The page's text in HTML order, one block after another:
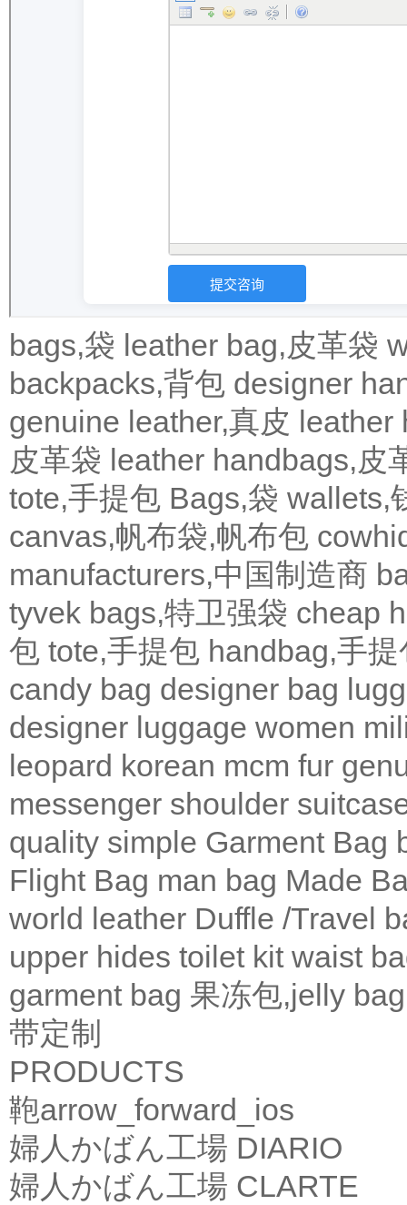
bags,袋 leather bag,皮革袋
backpacks,背包 designer
genuine leather,真皮 leather
皮革袋 leather handbags,皮
tote,手提包 Bags,袋 wallets,
canvas,帆布袋,帆布包
manufacturers,中国制造商
tyvek bags,特卫强袋 cheap
包 tote,手提包 handbag,手提
candy bag designer bag
designer luggage women
leopard korean mcm fur
messenger shoulder
quality simple Garment Bag
Flight Bag man bag Made
world leather Duffle /Travel
upper hides toilet kit waist
garment bag 果冻包,jelly bag
带定制
PRODUCTS
鞄arrow_forward_ios
婦人かばん工場 DIARIO
婦人かばん工場 CLARTE